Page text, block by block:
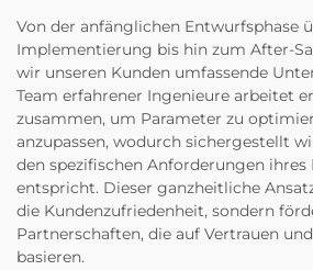
Von der anfänglichen Entwurfsphase
Implementierung bis hin zum After-
wir unseren Kunden umfassende
Team erfahrener Ingenieure arbeitet
zusammen, um Parameter zu
anzupassen, wodurch sichergestellt
den spezifischen Anforderungen ihres
entspricht. Dieser ganzheitliche
die Kundenzufriedenheit, sondern
Partnerschaften, die auf Vertrauen
basieren.